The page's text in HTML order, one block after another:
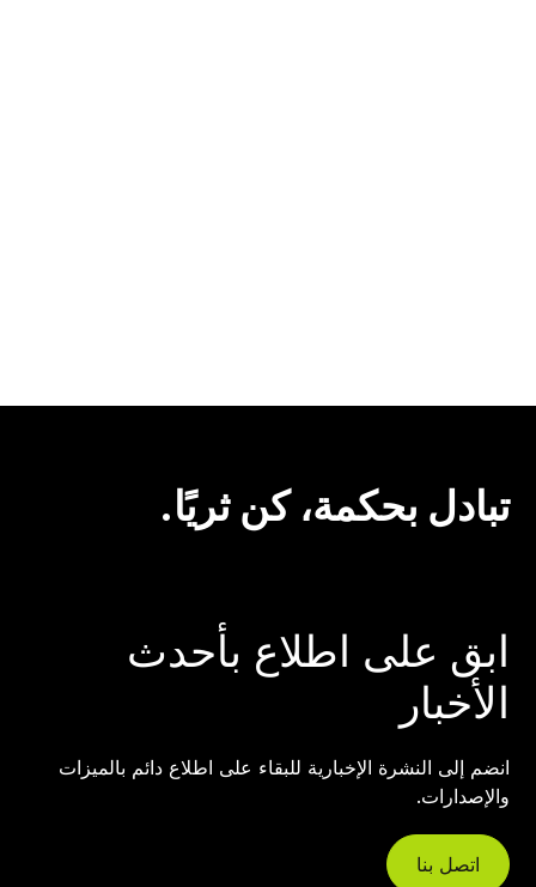
تبادل بحكمة، كن ثريًا.
ابق على اطلاع بأحدث
الأخبار
انضم إلى النشرة الإخبارية للبقاء على اطلاع دائم بالميزات
والإصدارات.
اتصل بنا